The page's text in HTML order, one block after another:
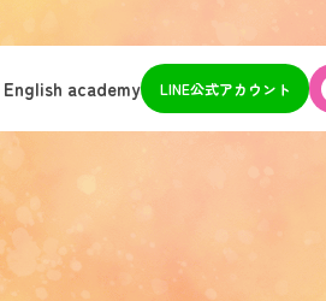
English academy LINE公式アカウント